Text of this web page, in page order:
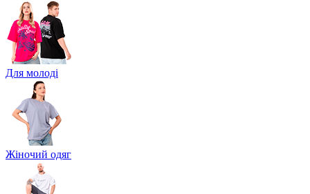
Для молоді
Жіночий одяг